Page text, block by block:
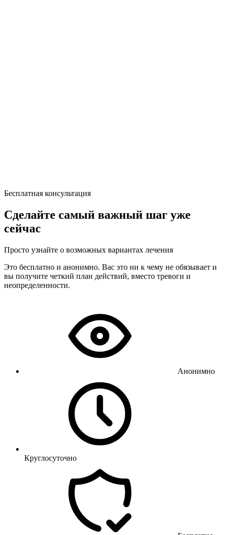
Бесплатная консультация
Сделайте самый важный шаг уже
сейчас
Просто узнайте о возможных вариантах лечения
Это бесплатно и анонимно. Вас это ни к чему не обязывает и
вы получите четкий план действий, вместо тревоги и
неопределенности.
Анонимно
Круглосуточно